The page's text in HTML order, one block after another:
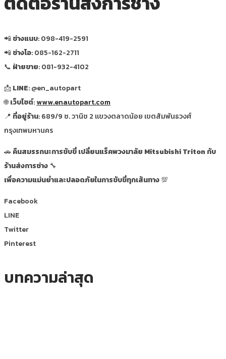
📲ช่างแนบ: 098-419-2591
📲ช่างโอ: 085-162-2711
📞 ฝ่ายขาย: 081-932-4102
📩 LINE: @en_autopart
🌐เว็บไซต์:www.enautopart.com
📍 ที่อยู่ร้าน: 689/9 ซ. วานิช 2 แขวงตลาดน้อย เขตสัมพันธวงศ์
กรุงเทพมหานคร
🚗 คืนสมรรถนะการขับขี่ เปลี่ยนแร็คพวงมาลัย Mitsubishi Triton กับ
ร้านส่งการช่าง🔧
เพื่อความแม่นยำและปลอดภัยในการขับขี่ทุกเส้นทาง💯
Facebook
LINE
Twitter
Pinterest
บทความล่าสุด